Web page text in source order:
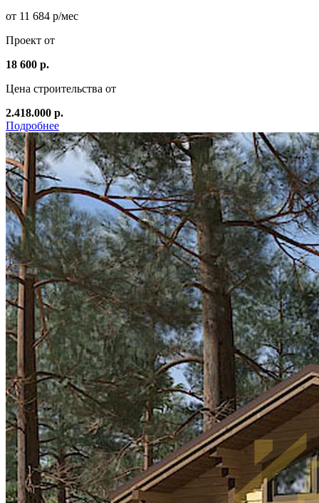
от 11 684 р/мес
Проект от
18 600 р.
Цена строительства от
2.418.000 р.
Подробнее